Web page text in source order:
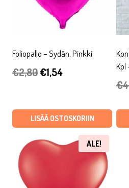
Foliopallo – Sydän, Pinkki
€2,80Alkuperäinen
€2,80.
€1,54Nykyinen
€1,54.
LISÄÄ OSTOSKORIIN
Kpl
€
ALE!